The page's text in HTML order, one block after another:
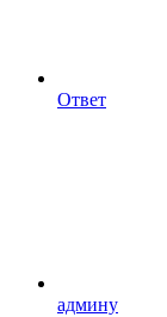
Ответ
админу